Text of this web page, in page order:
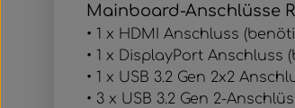
Mainboard-Anschlüsse
• 1 x HDMI Anschluss
• 1 x DisplayPort Anschluss
• 1 x USB 3.2 Gen 2x2
• 3 x USB 3.2 Gen 2-